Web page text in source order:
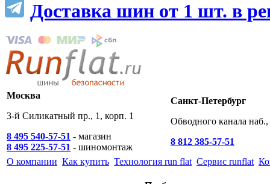
Доставка шин от 1 шт. в
Москва
3-й Силикатный пр., 1, корп. 1
8 495 540-57-51 - магазин
8 495 225-57-51 - шиномонтаж
Санкт-Петербург
Обводного канала
8 812 385-57-51
О компании Как купить Технология run flat Сервис runflat